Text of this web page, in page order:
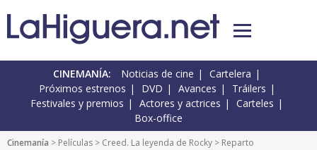
CINEMANÍA: Noticias de cine
Cartelera
Próximos estrenos
DVD Avances
Tráilers
Festivales y premios
Actores y actrices
Carteles
Box-office
Cinemanía > Películas > Creed. La leyenda de Rocky > Reparto